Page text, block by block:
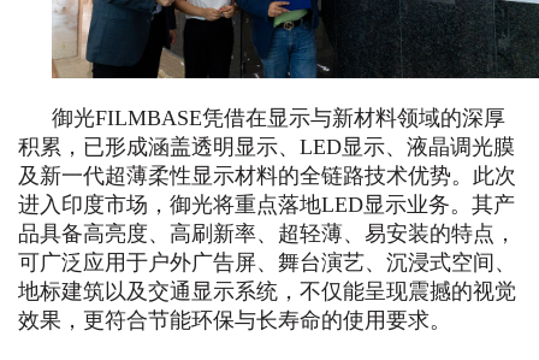
御光FILMBASE凭借在显示与新材料领域的深厚
积累，已形成涵盖透明显示、LED显示、液晶调光膜
及新一代超薄柔性显示材料的全链路技术优势。此次
进入印度市场，御光将重点落地LED显示业务。其产
品具备高亮度、高刷新率、超轻薄、易安装的特点，
可广泛应用于户外广告屏、舞台演艺、沉浸式空间、
地标建筑以及交通显示系统，不仅能呈现震撼的视觉
效果，更符合节能环保与长寿命的使用要求。